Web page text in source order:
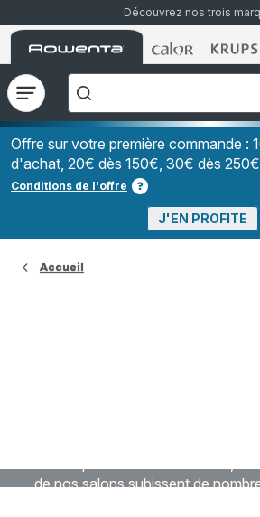
Découvrez nos trois
Accueil
Rowenta
Accueil
Rowenta
Ouvrir
le
menu
recherchez-
vous
?","Aspirateurs
à
Grains","Centrales
Vapeurs","Sèche
Cheveux"]
Offre sur votre première commande :
d'achat, 20€ dès 150€, 30€ dès
Conditions de l'offre
J'EN PROFITE
Accueil
de nos salons subissent de